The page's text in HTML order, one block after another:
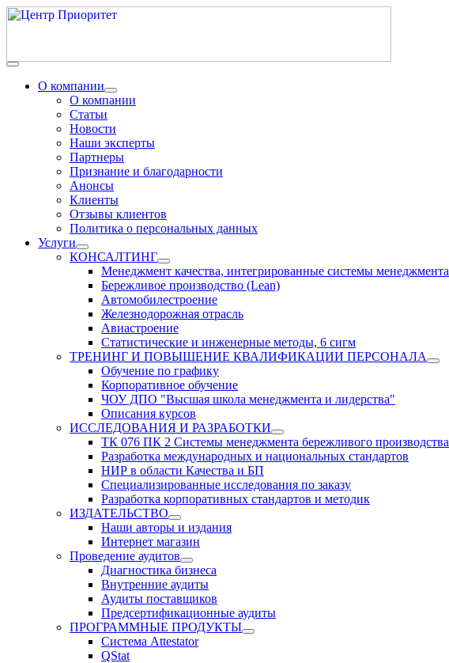
О компании
О компании
Статьи
Новости
Наши эксперты
Партнеры
Признание и благодарности
Анонсы
Клиенты
Отзывы клиентов
Политика о персональных данных
Услуги
КОНСАЛТИНГ
Менеджмент качества, интегрированные системы менеджмента
Бережливое производство (Lean)
Автомобилестроение
Железнодорожная отрасль
Авиастроение
Статистические и инженерные методы, 6 сигм
ТРЕНИНГ И ПОВЫШЕНИЕ КВАЛИФИКАЦИИ ПЕРСОНАЛА
Обучение по графику
Корпоративное обучение
ЧОУ ДПО "Высшая школа менеджмента и лидерства"
Описания курсов
ИССЛЕДОВАНИЯ И РАЗРАБОТКИ
ТК 076 ПК 2 Системы менеджмента бережливого производства
Разработка международных и национальных стандартов
НИР в области Качества и БП
Специализированные исследования по заказу
Разработка корпоративных стандартов и методик
ИЗДАТЕЛЬСТВО
Наши авторы и издания
Интернет магазин
Проведение аудитов
Диагностика бизнеса
Внутренние аудиты
Аудиты поставщиков
Предсертификационные аудиты
ПРОГРАММНЫЕ ПРОДУКТЫ
Система Attestator
QStat